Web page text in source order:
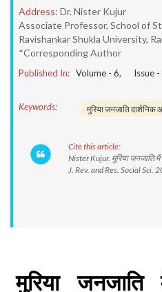
Address: Dr. Nister Kujur
Associate Professor, School of
Ravishankar Shukla University,
*Corresponding Author
Published In: Volume - 6, Issue -
Keywords: मुरिया जनजाति दार्शनिक
Cite this article:
Nister Kujur. मुरिया जनजाति में
J. Rev. and Res. Social